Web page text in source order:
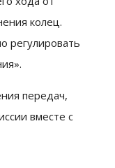
колец.
регулировать
передач,
вместе с